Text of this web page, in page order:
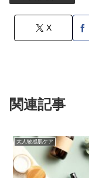
X
関連記事
大人敏感肌ケア